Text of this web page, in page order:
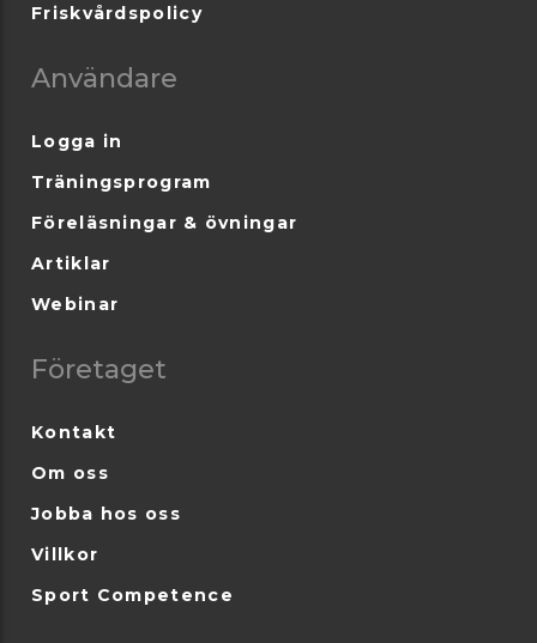
Friskvårdspolicy
Användare
Logga in
Träningsprogram
Föreläsningar & övningar
Artiklar
Webinar
Företaget
Kontakt
Om oss
Jobba hos oss
Villkor
Sport Competence